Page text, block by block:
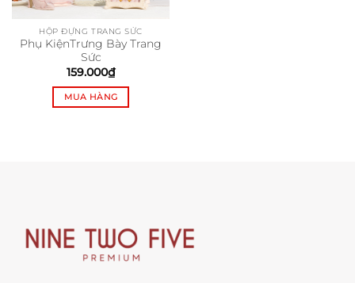
HỘP ĐỰNG TRANG SỨC
Phụ KiệnTrưng Bày Trang
Sức
159.000₫
MUA HÀNG